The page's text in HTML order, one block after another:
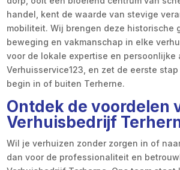
handel, kent de waarde van stevige
mobiliteit. Wij brengen deze historische
beweging en vakmanschap in elke
voor de lokale expertise en persoonlijke
Verhuisservice123, en zet de eerste
begin in of buiten Terherne.
Ontdek de voordelen
Verhuisbedrijf
Wil je verhuizen zonder zorgen in of
dan voor de professionaliteit en